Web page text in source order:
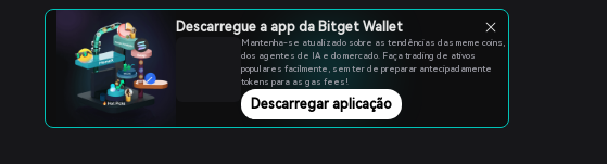
Descarregue a app da Bitget Wallet
Mantenha-se atualizado sobre as tendências das meme coins,
dos agentes de IA e do mercado. Faça trading de ativos
populares facilmente, sem ter de preparar antecipadamente
tokens para as gas fees!
Descarregar aplicação